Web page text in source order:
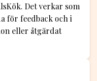
Det verkar som
för feedback och i
eller åtgärdat